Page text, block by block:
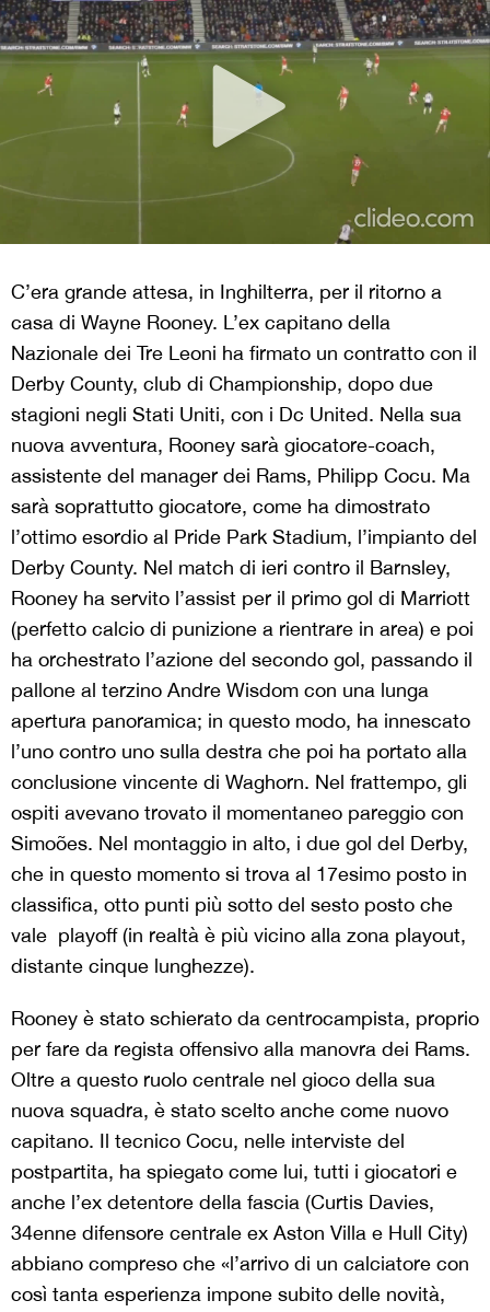
C’era grande attesa, in Inghilterra, per il ritorno a
casa di Wayne Rooney. L’ex capitano della
Nazionale dei Tre Leoni ha firmato un contratto con il
Derby County, club di Championship, dopo due
stagioni negli Stati Uniti, con i Dc United. Nella sua
nuova avventura, Rooney sarà giocatore-coach,
assistente del manager dei Rams, Philipp Cocu. Ma
sarà soprattutto giocatore, come ha dimostrato
l’ottimo esordio al Pride Park Stadium, l’impianto del
Derby County. Nel match di ieri contro il Barnsley,
Rooney ha servito l’assist per il primo gol di Marriott
(perfetto calcio di punizione a rientrare in area) e poi
ha orchestrato l’azione del secondo gol, passando il
pallone al terzino Andre Wisdom con una lunga
apertura panoramica; in questo modo, ha innescato
l’uno contro uno sulla destra che poi ha portato alla
conclusione vincente di Waghorn. Nel frattempo, gli
ospiti avevano trovato il momentaneo pareggio con
Simoões. Nel montaggio in alto, i due gol del Derby,
che in questo momento si trova al 17esimo posto in
classifica, otto punti più sotto del sesto posto che
vale playoff (in realtà è più vicino alla zona playout,
distante cinque lunghezze).
Rooney è stato schierato da centrocampista, proprio
per fare da regista offensivo alla manovra dei Rams.
Oltre a questo ruolo centrale nel gioco della sua
nuova squadra, è stato scelto anche come nuovo
capitano. Il tecnico Cocu, nelle interviste del
postpartita, ha spiegato come lui, tutti i giocatori e
anche l’ex detentore della fascia (Curtis Davies,
34enne difensore centrale ex Aston Villa e Hull City)
abbiano compreso che «l’arrivo di un calciatore con
così tanta esperienza impone subito delle novità,